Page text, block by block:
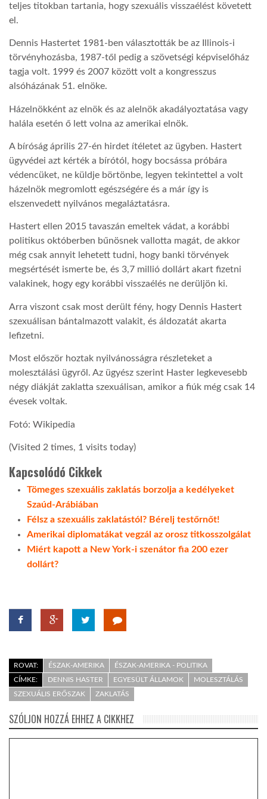
LATIMO.HU
GLOBOBOOK
teljes titokban tartania, hogy szexuális visszaélést követett
el.
Dennis Hastertet 1981-ben választották be az Illinois-i
törvényhozásba, 1987-től pedig a szövetségi képviselőház
tagja volt. 1999 és 2007 között volt a kongresszus
alsóházának 51. elnöke.
Házelnökként az elnök és az alelnök akadályoztatása vagy
halála esetén ő lett volna az amerikai elnök.
A bíróság április 27-én hirdet ítéletet az ügyben. Hastert
ügyvédei azt kérték a bírótól, hogy bocsássa próbára
védencüket, ne küldje börtönbe, legyen tekintettel a volt
házelnök megromlott egészségére és a már így is
elszenvedett nyilvános megaláztatásra.
Hastert ellen 2015 tavaszán emeltek vádat, a korábbi
politikus októberben bűnösnek vallotta magát, de akkor
még csak annyit lehetett tudni, hogy banki törvények
megsértését ismerte be, és 3,7 millió dollárt akart fizetni
valakinek, hogy egy korábbi visszaélés ne derüljön ki.
Arra viszont csak most derült fény, hogy Dennis Hastert
szexuálisan bántalmazott valakit, és áldozatát akarta
lefizetni.
Most először hoztak nyilvánosságra részleteket a
molesztálási ügyről. Az ügyész szerint Haster legkevesebb
négy diákját zaklatta szexuálisan, amikor a fiúk még csak 14
évesek voltak.
Fotó: Wikipedia
(Visited 2 times, 1 visits today)
Kapcsolódó Cikkek
Tömeges szexuális zaklatás borzolja a kedélyeket
Szaúd-Arábiában
Félsz a szexuális zaklatástól? Bérelj testőrnőt!
Amerikai diplomatákat vegzál az orosz titkosszolgálat
Miért kapott a New York-i szenátor fia 200 ezer
dollárt?
ROVAT: ÉSZAK-AMERIKA
ÉSZAK-AMERIKA - POLITIKA
CÍMKE:
DENNIS HASTER EGYESÜLT ÁLLAMOK
MOLESZTÁLÁS
SZEXUÁLIS ERŐSZAK
ZAKLATÁS
SZÓLJON HOZZÁ EHHEZ A CIKKHEZ